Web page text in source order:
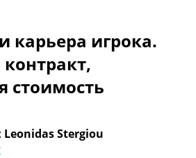
Мира
Лига
Лига
>>>
карьера игрока.
стоимость
Leonidas Stergiou